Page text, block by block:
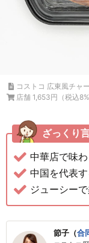
コストコ 広東風チャ
店舗 1,653円（税込
ざっくり
中華店で味
中国を代表す
ジューシー
節子（合